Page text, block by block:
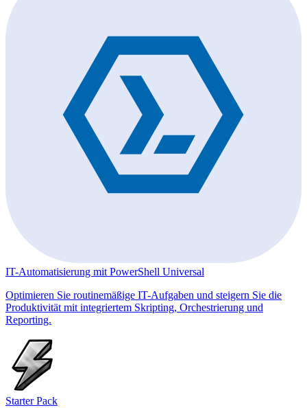
IT-Automatisierung mit PowerShell Universal
Optimieren Sie routinemäßige IT-Aufgaben und steigern Sie die
Produktivität mit integriertem Skripting, Orchestrierung und
Reporting.
Starter Pack